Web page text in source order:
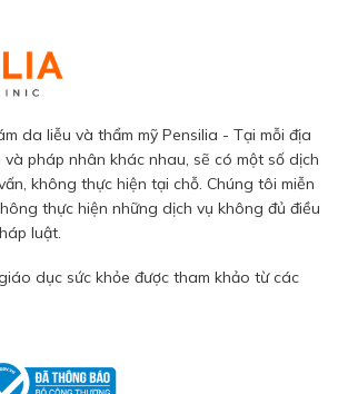
da liễu và thẩm mỹ Pensilia - Tại mỗi địa
và pháp nhân khác nhau, sẽ có một số dịch
không thực hiện tại chỗ. Chúng tôi miễn
thực hiện những dịch vụ không đủ điều
luật.
dục sức khỏe được tham khảo từ các